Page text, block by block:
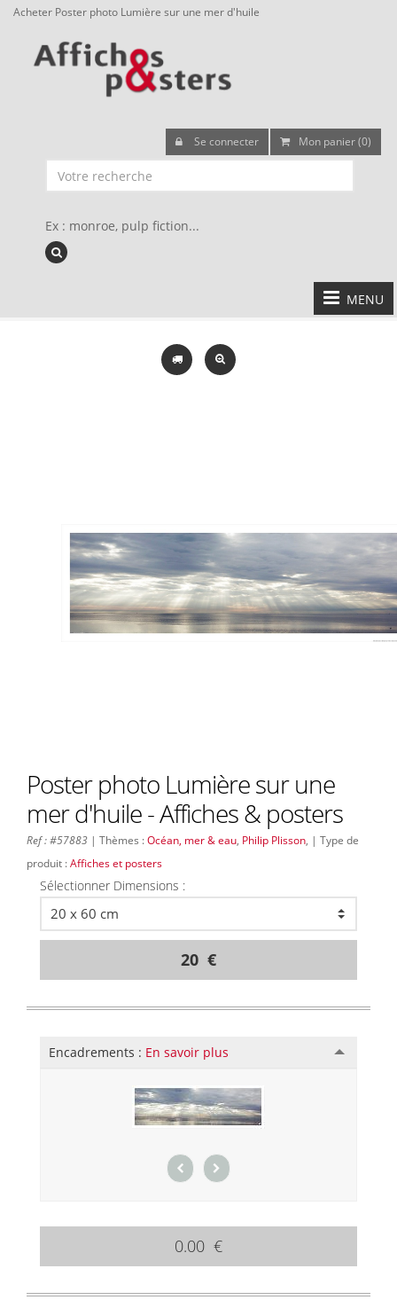
Acheter Poster photo Lumière sur une mer d'huile
Se connecter Mon panier (0)
Ex : monroe, pulp fiction...
MENU
Poster photo Lumière sur une
mer d'huile - Affiches & posters
Ref : #57883 | Thèmes :Océan, mer & eau Philip Plisson , | Type de
produit :Affiches et posters
Sélectionner Dimensions :
20 €
Encadrements : En savoir plus
0.00 €